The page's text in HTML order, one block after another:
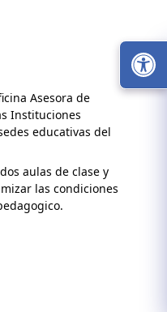
Asesora de
Instituciones
educativas del
aulas de clase y
las condiciones